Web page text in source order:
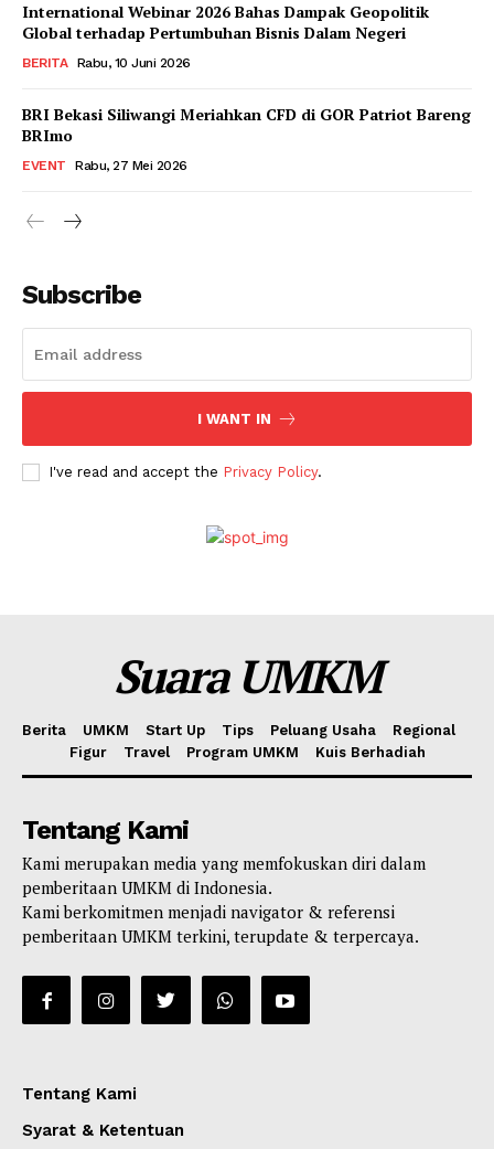
International Webinar 2026 Bahas Dampak Geopolitik
Global terhadap Pertumbuhan Bisnis Dalam Negeri
BERITA Rabu, 10 Juni 2026
BRI Bekasi Siliwangi Meriahkan CFD di GOR Patriot Bareng
BRImo
EVENT Rabu, 27 Mei 2026
Subscribe
I WANT IN
I've read and accept the Privacy Policy.
Suara UMKM
Berita UMKM Start Up Tips Peluang Usaha
Regional
Figur
Travel Program UMKM Kuis Berhadiah
Tentang Kami
Kami merupakan media yang memfokuskan diri dalam
pemberitaan UMKM di Indonesia.
Kami berkomitmen menjadi navigator & referensi
pemberitaan UMKM terkini, terupdate & terpercaya.
Tentang Kami
Syarat & Ketentuan